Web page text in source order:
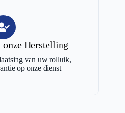
onze Herstelling
van uw rolluik,
op onze dienst.